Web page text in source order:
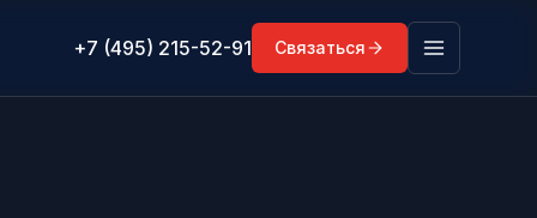
+7 (495) 215-52-91 Связаться